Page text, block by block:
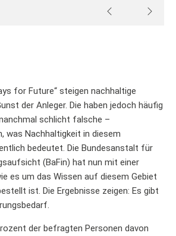
for Future“ steigen nachhaltige
der Anleger. Die haben jedoch häufig
schlicht falsche –
was Nachhaltigkeit in diesem
bedeutet. Die Bundesanstalt für
(BaFin) hat nun mit einer
es um das Wissen auf diesem Gebiet
ist. Die Ergebnisse zeigen: Es gibt
der befragten Personen davon